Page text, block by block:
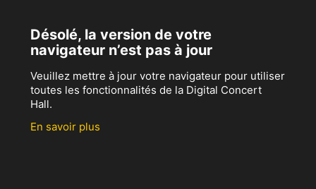
Désolé, la version de votre
navigateur n’est pas à jour
Veuillez mettre à jour votre navigateur pour utiliser
toutes les fonctionnalités de la Digital Concert
Hall.
En savoir plus